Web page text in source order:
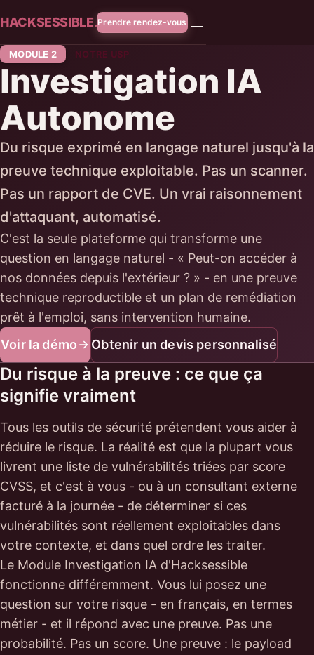
HACKSESSIBLE.Prendre rendez-vous
MODULE 2 NOTRE USP
Investigation IA
Autonome
Du risque exprimé en langage naturel jusqu'à la
preuve technique exploitable. Pas un scanner.
Pas un rapport de CVE. Un vrai raisonnement
d'attaquant, automatisé.
C'est la seule plateforme qui transforme une
question en langage naturel - « Peut-on accéder à
nos données depuis l'extérieur ? » - en une preuve
technique reproductible et un plan de remédiation
prêt à l'emploi, sans intervention humaine.
Voir la démo
Obtenir un devis personnalisé
Du risque à la preuve : ce que ça
signifie vraiment
Tous les outils de sécurité prétendent vous aider à
réduire le risque. La réalité est que la plupart vous
livrent une liste de vulnérabilités triées par score
CVSS, et c'est à vous - ou à un consultant externe
facturé à la journée - de déterminer si ces
vulnérabilités sont réellement exploitables dans
votre contexte, et dans quel ordre les traiter.
Le Module Investigation IA d'Hacksessible
fonctionne différemment. Vous lui posez une
question sur votre risque - en français, en termes
métier - et il répond avec une preuve. Pas une
probabilité. Pas un score. Une preuve : le payload